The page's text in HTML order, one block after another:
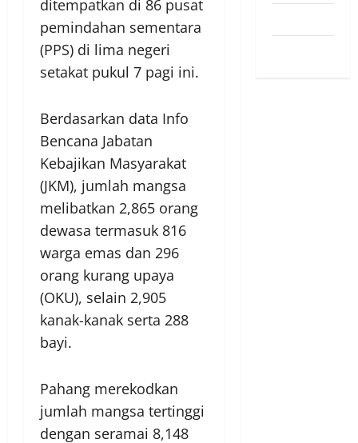
ditempatkan di 86 pusat
pemindahan sementara
(PPS) di lima negeri
setakat pukul 7 pagi ini.
Berdasarkan data Info
Bencana Jabatan
Kebajikan Masyarakat
(JKM), jumlah mangsa
melibatkan 2,865 orang
dewasa termasuk 816
warga emas dan 296
orang kurang upaya
(OKU), selain 2,905
kanak-kanak serta 288
bayi.
Pahang merekodkan
jumlah mangsa tertinggi
dengan seramai 8,148